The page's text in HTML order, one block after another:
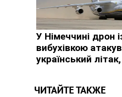
ЧИТАЙТЕ ТАКЖЕ